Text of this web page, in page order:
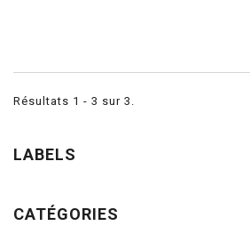
Résultats 1 - 3 sur 3.
LABELS
CATÉGORIES